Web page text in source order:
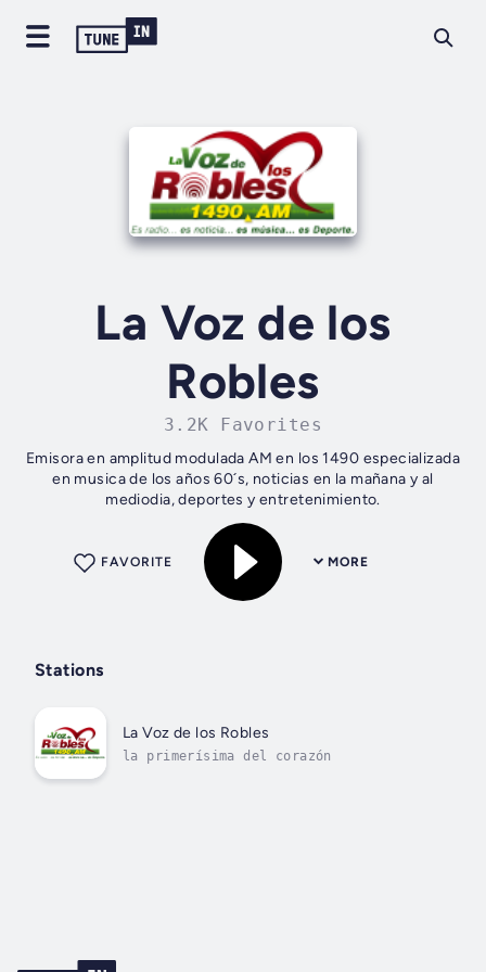
La Voz de los
Robles
3.2K Favorites
Emisora en amplitud modulada AM en los 1490 especializada
en musica de los años 60´s, noticias en la mañana y al
mediodia, deportes y entretenimiento.
MORE
FAVORITE
Stations
La Voz de los Robles
la primerísima del corazón